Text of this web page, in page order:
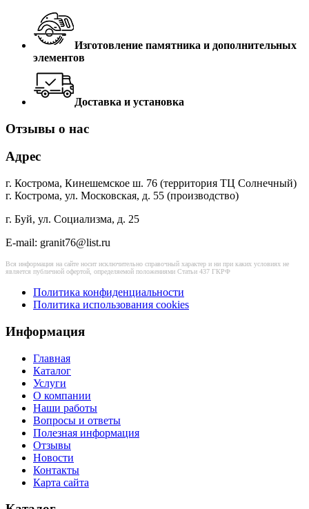
Изготовление памятника и дополнительных
элементов
Доставка и установка
Отзывы о нас
Адрес
г. Кострома, Кинешемское ш. 76 (территория ТЦ Солнечный)
г. Кострома, ул. Московская, д. 55 (производство)
г. Буй, ул. Социализма, д. 25
E-mail: granit76@list.ru
Вся информация на сайте носит исключительно справочный характер и ни при каких условиях не
является публичной офертой, определяемой положениями Статьи 437 ГКРФ
Политика конфиденциальности
Политика использования cookies
Информация
Главная
Каталог
Услуги
О компании
Наши работы
Вопросы и ответы
Полезная информация
Отзывы
Новости
Контакты
Карта сайта